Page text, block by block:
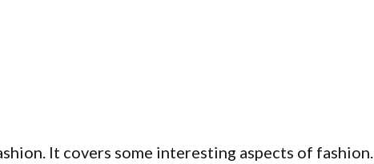
It covers some interesting aspects of fashion.